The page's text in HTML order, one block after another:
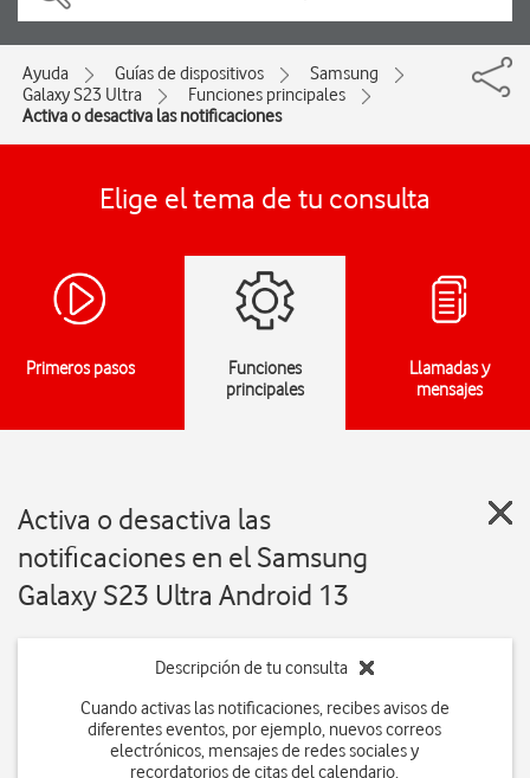
Ayuda Guías de dispositivos
Samsung
Galaxy S23 Ultra
Funciones principales
Activa o desactiva las notificaciones
Elige el tema de tu consulta
Primeros pasos
Funciones
principales
Llamadas y
mensajes
Activa o desactiva las
notificaciones en el Samsung
Galaxy S23 Ultra Android 13
Descripción de tu consulta
Cuando activas las notificaciones, recibes avisos de
diferentes eventos, por ejemplo, nuevos correos
electrónicos, mensajes de redes sociales y
recordatorios de citas del calendario.